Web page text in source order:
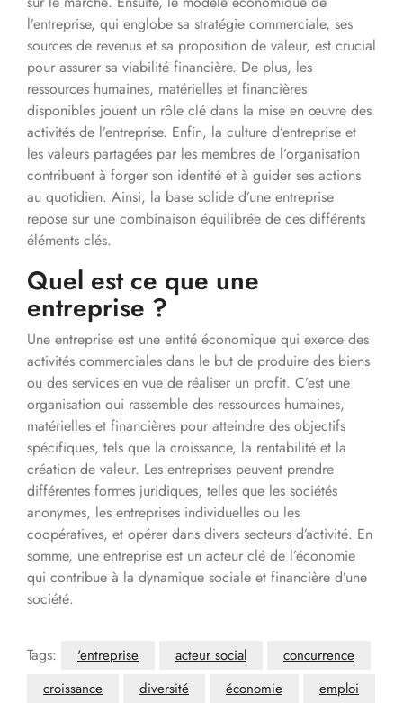
l’entreprise, qui englobe sa stratégie commerciale, ses
sources de revenus et sa proposition de valeur, est crucial
pour assurer sa viabilité financière. De plus, les
ressources humaines, matérielles et financières
disponibles jouent un rôle clé dans la mise en œuvre des
activités de l’entreprise. Enfin, la culture d’entreprise et
les valeurs partagées par les membres de l’organisation
contribuent à forger son identité et à guider ses actions
au quotidien. Ainsi, la base solide d’une entreprise
repose sur une combinaison équilibrée de ces différents
éléments clés.
Quel est ce que une
entreprise ?
Une entreprise est une entité économique qui exerce des
activités commerciales dans le but de produire des biens
ou des services en vue de réaliser un profit. C’est une
organisation qui rassemble des ressources humaines,
matérielles et financières pour atteindre des objectifs
spécifiques, tels que la croissance, la rentabilité et la
création de valeur. Les entreprises peuvent prendre
différentes formes juridiques, telles que les sociétés
anonymes, les entreprises individuelles ou les
coopératives, et opérer dans divers secteurs d’activité. En
somme, une entreprise est un acteur clé de l’économie
qui contribue à la dynamique sociale et financière d’une
société.
Tags: 'entreprise acteur social
concurrence
croissance
diversité économie emploi